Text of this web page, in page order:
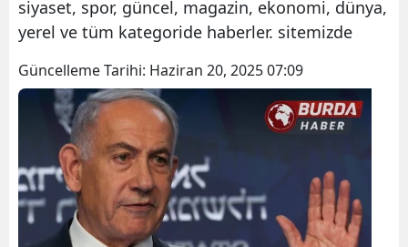
siyaset, spor, güncel, magazin, ekonomi, dünya,
yerel ve tüm kategoride haberler. sitemizde
Güncelleme Tarihi: Haziran 20, 2025 07:09